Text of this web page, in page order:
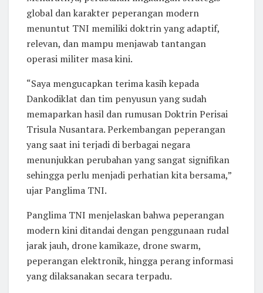
global dan karakter peperangan modern
menuntut TNI memiliki doktrin yang adaptif,
relevan, dan mampu menjawab tantangan
operasi militer masa kini.
“Saya mengucapkan terima kasih kepada
Dankodiklat dan tim penyusun yang sudah
memaparkan hasil dan rumusan Doktrin Perisai
Trisula Nusantara. Perkembangan peperangan
yang saat ini terjadi di berbagai negara
menunjukkan perubahan yang sangat signifikan
sehingga perlu menjadi perhatian kita bersama,”
ujar Panglima TNI.
Panglima TNI menjelaskan bahwa peperangan
modern kini ditandai dengan penggunaan rudal
jarak jauh, drone kamikaze, drone swarm,
peperangan elektronik, hingga perang informasi
yang dilaksanakan secara terpadu.